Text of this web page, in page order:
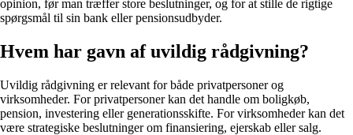
opinion, før man træffer store beslutninger, og for at stille de rigtige
spørgsmål til sin bank eller pensionsudbyder.
Hvem har gavn af uvildig rådgivning?
Uvildig rådgivning er relevant for både privatpersoner og
virksomheder. For privatpersoner kan det handle om boligkøb,
pension, investering eller generationsskifte. For virksomheder kan det
være strategiske beslutninger om finansiering, ejerskab eller salg.